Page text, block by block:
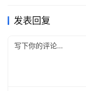
发表回复